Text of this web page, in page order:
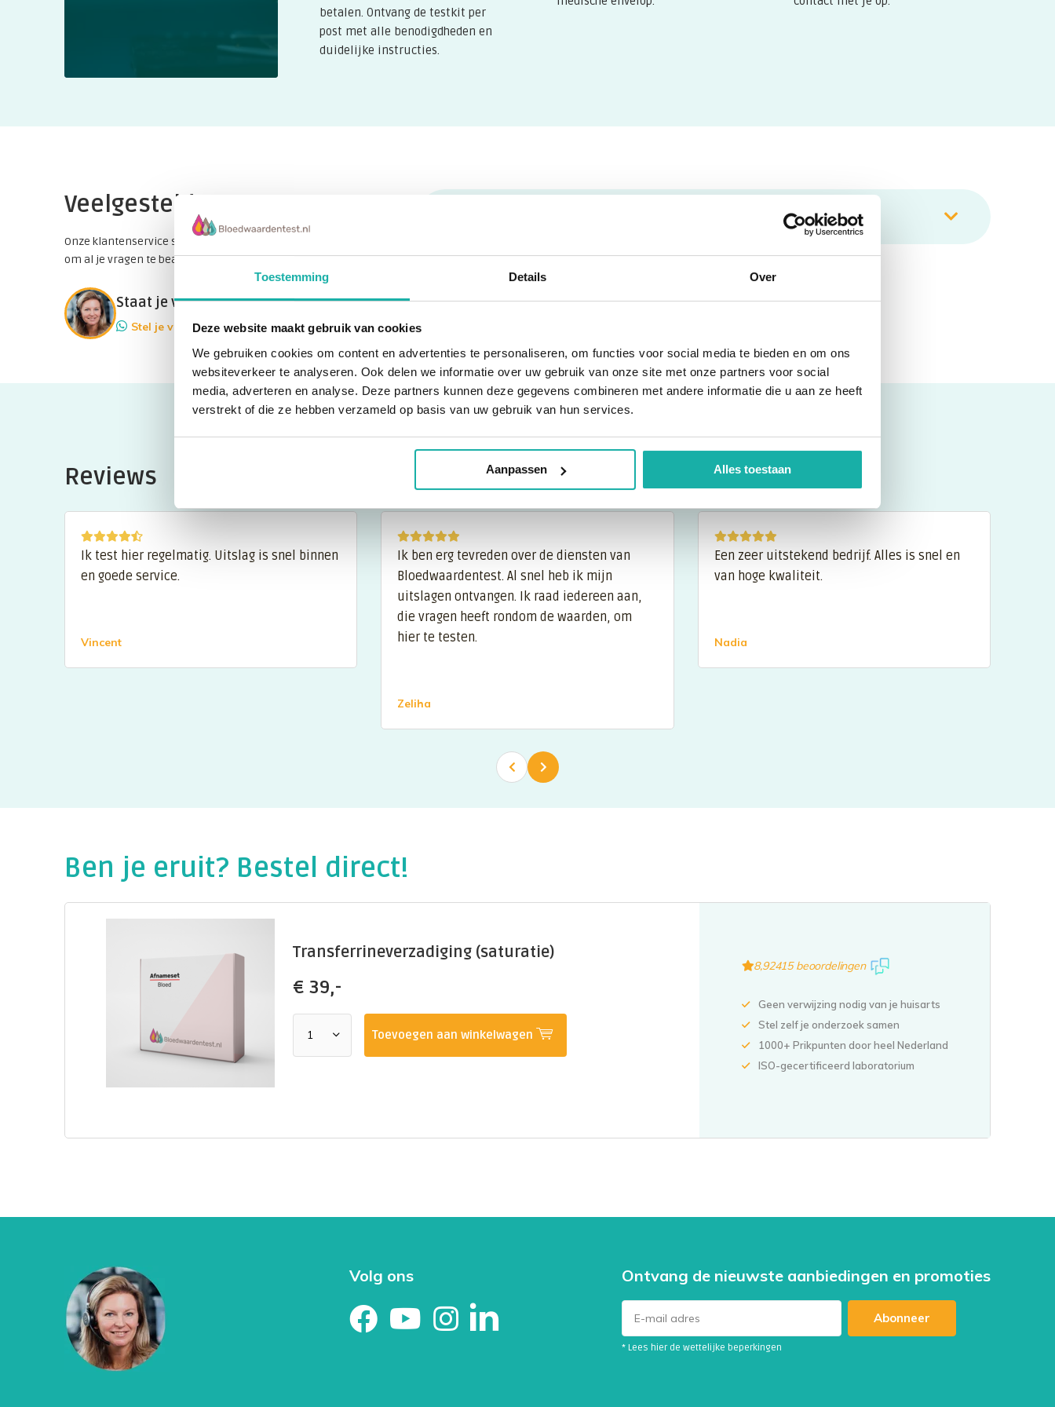
Toestemming Details Over
Deze website maakt gebruik van cookies
We gebruiken cookies om content en advertenties te personaliseren, om functies voor social media te bieden en om ons
websiteverkeer te analyseren. Ook delen we informatie over uw gebruik van onze site met onze partners voor social
media, adverteren en analyse. Deze partners kunnen deze gegevens combineren met andere informatie die u aan ze heeft
verstrekt of die ze hebben verzameld op basis van uw gebruik van hun services.
Aanpassen Alles toestaan
de meest voorkomende erfelijke ziekte bij blanken. Maar slechts een
minderheid van de mensen met de genen te ontwikkelen ernstige problemen.
betalen. Ontvang de testkit per
post met alle benodigdheden en
duidelijke instructies.
Veelgestelde vragen
Onze klantenservice staat natuurlijk ook voor je klaar
om al je vragen te beantwoorden!
Staat je vraag er niet bij?
Stel je vraag
Transferrineverzadiging geeft aan hoeveel ijzer er aan het eiwit transferrine is gebonden in je
tekorten of overschotten te beoordelen.
Reviews
Ik test hier regelmatig. Uitslag is snel binnen
en goede service.
Vincent
Ik ben erg tevreden over de diensten van
Bloedwaardentest. Al snel heb ik mijn
uitslagen ontvangen. Ik raad iedereen aan,
die vragen heeft rondom de waarden, om
hier te testen.
Zeliha
Een zeer uitstekend bedrijf. Alles is snel en
van hoge kwaliteit.
Nadia
Ben je eruit? Bestel direct!
Transferrineverzadiging (saturatie)
€ 39,-
Toevoegen aan winkelwagen
8,92415 beoordelingen
Geen verwijzing nodig van je huisarts
Stel zelf je onderzoek samen
1000+ Prikpunten door heel Nederland
ISO-gecertificeerd laboratorium
Volg ons Ontvang de nieuwste aanbiedingen en promoties
Abonneer
* Lees hier de wettelijke beperkingen